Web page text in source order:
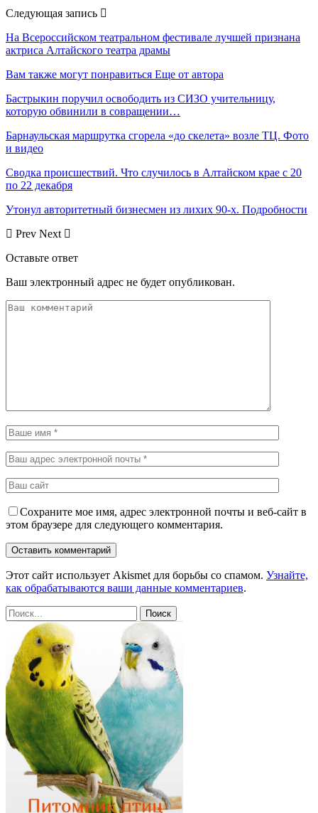
Следующая запись
На Всероссийском театральном фестивале лучшей признана
актриса Алтайского театра драмы
Вам также могут понравиться Еще от автора
Бастрыкин поручил освободить из СИЗО учительницу,
которую обвинили в совращении…
Барнаульская маршрутка сгорела «до скелета» возле ТЦ. Фото
и видео
Сводка происшествий. Что случилось в Алтайском крае с 20
по 22 декабря
Утонул авторитетный бизнесмен из лихих 90-х. Подробности
Prev Next
Оставьте ответ
Ваш электронный адрес не будет опубликован.
Сохраните мое имя, адрес электронной почты и веб-сайт в
этом браузере для следующего комментария.
Этот сайт использует Akismet для борьбы со спамом. Узнайте,
как обрабатываются ваши данные комментариев.